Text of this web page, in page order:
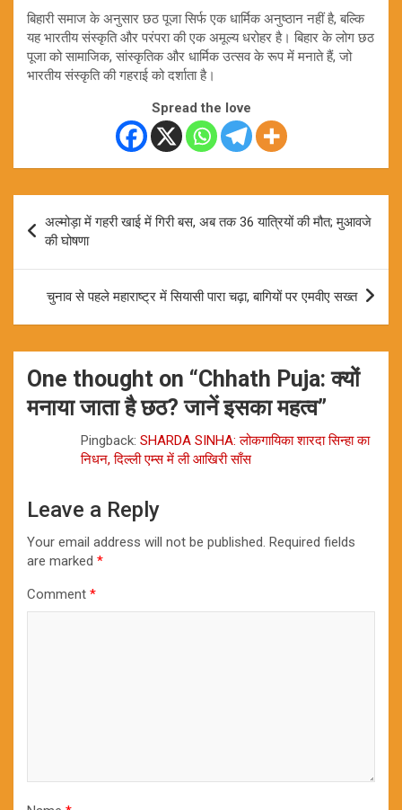
बिहारी समाज के अनुसार छठ पूजा सिर्फ एक धार्मिक अनुष्ठान नहीं है, बल्कि
यह भारतीय संस्कृति और परंपरा की एक अमूल्य धरोहर है। बिहार के लोग छठ
पूजा को सामाजिक, सांस्कृतिक और धार्मिक उत्सव के रूप में मनाते हैं, जो
भारतीय संस्कृति की गहराई को दर्शाता है।
Spread the love
navigation
अल्मोड़ा में गहरी खाई में गिरी बस, अब तक 36 यात्रियों की मौत; मुआवजे
की घोषणा
चुनाव से पहले महाराष्ट्र में सियासी पारा चढ़ा, बागियों पर एमवीए सख्त
One thought on “Chhath Puja: क्यों
मनाया जाता है छठ? जानें इसका महत्व”
Pingback: SHARDA SINHA: लोकगायिका शारदा सिन्हा का
निधन, दिल्ली एम्स में ली आखिरी साँस
Leave a Reply
Your email address will not be published. Required fields
are marked *
Comment *